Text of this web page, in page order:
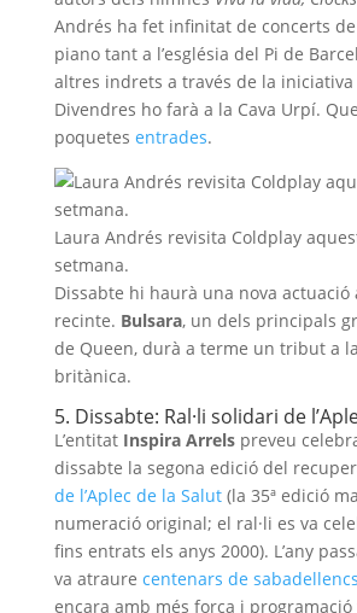
Andrés ha fet infinitat de concerts
piano tant a l’església del Pi de
altres indrets a través de la
Divendres ho farà a la Cava Urpí.
poquetes entrades.
Laura Andrés revisita Coldplay
setmana.
Dissabte hi haurà una nova actuació
recinte. Bulsara, un dels principals
de Queen, durà a terme un tribut a
britànica.
5. Dissabte: Ral·li solidari de
L’entitat Inspira Arrelspreveu
dissabte la segona edició del
de l’Aplec de la Salut(la 35ª edició
numeració original; el ral·li es va
fins entrats els anys 2000). L’any
va atraure centenars de sabadellencs
encara amb més força i programació